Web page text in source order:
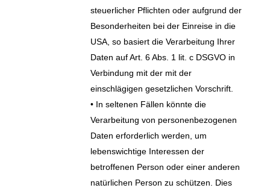
steuerlicher Pflichten oder aufgrund der
Besonderheiten bei der Einreise in die
USA, so basiert die Verarbeitung Ihrer
Daten auf Art. 6 Abs. 1 lit. c DSGVO in
Verbindung mit der mit der
einschlägigen gesetzlichen Vorschrift.
• In seltenen Fällen könnte die
Verarbeitung von personenbezogenen
Daten erforderlich werden, um
lebenswichtige Interessen der
betroffenen Person oder einer anderen
natürlichen Person zu schützen. Dies